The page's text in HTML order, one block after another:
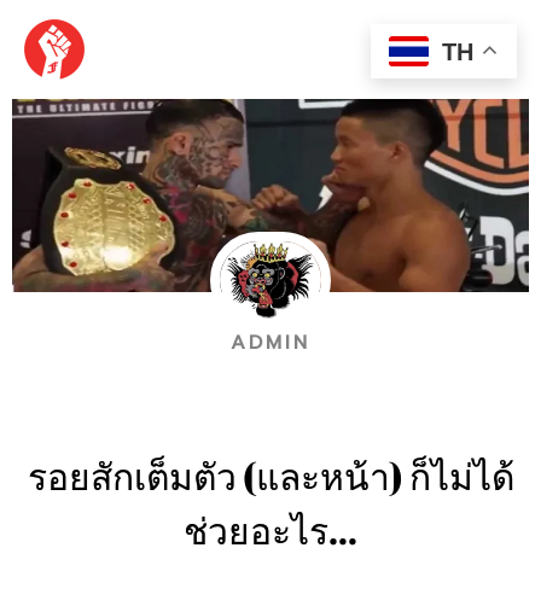
content
ADMIN
รอยสักเต็มตัว (และหน้า) ก็ไม่ได้
ช่วยอะไร…
TH